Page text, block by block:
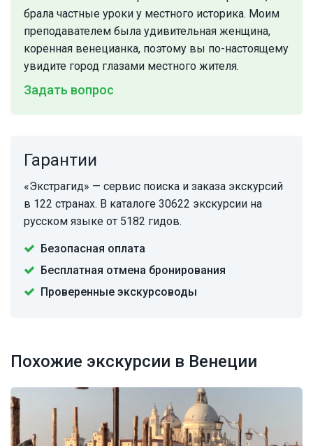
брала частные уроки у местного историка. Моим
преподавателем была удивительная женщина,
коренная венецианка, поэтому вы по-настоящему
увидите город глазами местного жителя.
Задать вопрос
Гарантии
«Экстрагид» — сервис поиска и заказа экскурсий
в 122 странах. В каталоге 30622 экскурсии на
русском языке от 5182 гидов.
Безопасная оплата
Бесплатная отмена бронирования
Проверенные экскурсоводы
Похожие экскурсии в Венеции